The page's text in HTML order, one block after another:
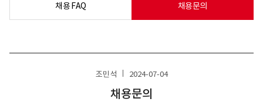
채용 FAQ 채용문의
조민석 2024-07-04
채용문의